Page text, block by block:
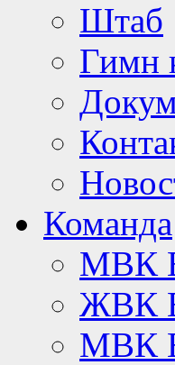
Штаб
Гимн
Команда
МВК
ЖВК
МВК